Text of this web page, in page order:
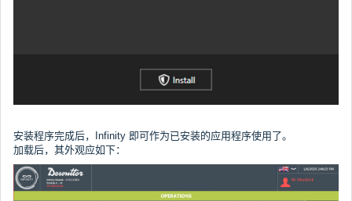
安装程序完成后，Infinity 即可作为已安装的应用程序使用了。
加载后，其外观应如下：